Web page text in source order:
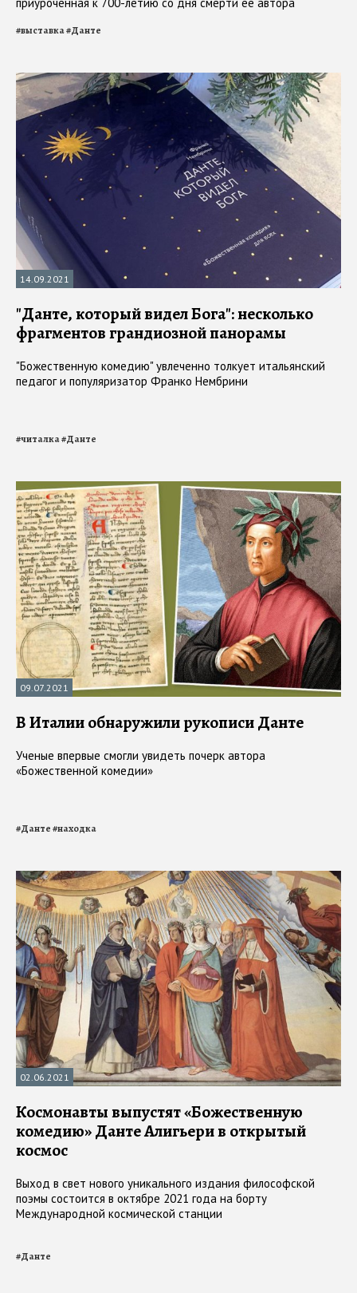
#выставка#Данте
14.09.2021
"Данте, который видел Бога": несколько
фрагментов грандиозной панорамы
"Божественную комедию" увлеченно толкует итальянский
педагог и популяризатор Франко Нембрини
#читалка#Данте
09.07.2021
В Италии обнаружили рукописи Данте
Ученые впервые смогли увидеть почерк автора
«Божественной комедии»
#Данте#находка
02.06.2021
Космонавты выпустят «Божественную
комедию» Данте Алигьери в открытый
космос
Выход в свет нового уникального издания философской
поэмы состоится в октябре 2021 года на борту
Международной космической станции
#Данте